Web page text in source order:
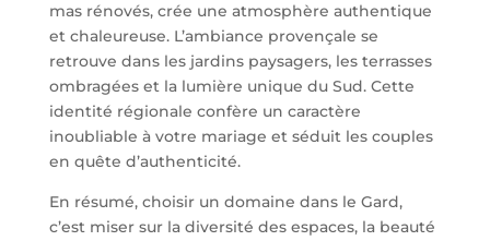
mas rénovés, crée une atmosphère authentique
et chaleureuse. L’ambiance provençale se
retrouve dans les jardins paysagers, les terrasses
ombragées et la lumière unique du Sud. Cette
identité régionale confère un caractère
inoubliable à votre mariage et séduit les couples
en quête d’authenticité.
En résumé, choisir un domaine dans le Gard,
c’est miser sur la diversité des espaces, la beauté